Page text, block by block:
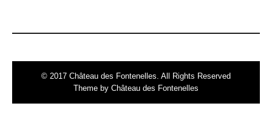
© 2017 Château des Fontenelles. All Rights Reserved
Theme by Château des Fontenelles